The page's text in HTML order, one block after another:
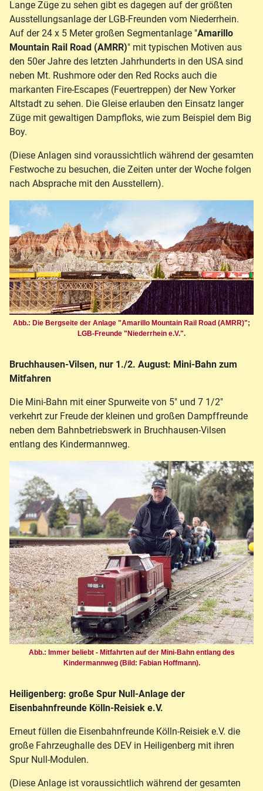
Lange Züge zu sehen gibt es dagegen auf der größten
Ausstellungsanlage der LGB-Freunden vom Niederrhein.
Auf der 24 x 5 Meter großen Segmentanlage "Amarillo
Mountain Rail Road (AMRR)" mit typischen Motiven aus
den 50er Jahre des letzten Jahrhunderts in den USA sind
neben Mt. Rushmore oder den Red Rocks auch die
markanten Fire-Escapes (Feuertreppen) der New Yorker
Altstadt zu sehen. Die Gleise erlauben den Einsatz langer
Züge mit gewaltigen Dampfloks, wie zum Beispiel dem Big
Boy.
(Diese Anlagen sind voraussichtlich während der gesamten
Festwoche zu besuchen, die Zeiten unter der Woche folgen
nach Absprache mit den Ausstellern).
Abb.: Die Bergseite der Anlage "Amarillo Mountain Rail Road (AMRR)";
LGB-Freunde "Niederrhein e.V.".
Bruchhausen-Vilsen, nur 1./2. August: Mini-Bahn zum
Mitfahren
Die Mini-Bahn mit einer Spurweite von 5" und 7 1/2"
verkehrt zur Freude der kleinen und großen Dampffreunde
neben dem Bahnbetriebswerk in Bruchhausen-Vilsen
entlang des Kindermannweg.
Abb.: Immer beliebt - Mitfahrten auf der Mini-Bahn entlang des
Kindermannweg (Bild: Fabian Hoffmann).
Heiligenberg: große Spur Null-Anlage der
Eisenbahnfreunde Kölln-Reisiek e.V.
Erneut füllen die Eisenbahnfreunde Kölln-Reisiek e.V. die
große Fahrzeughalle des DEV in Heiligenberg mit ihren
Spur Null-Modulen.
(Diese Anlage ist voraussichtlich während der gesamten